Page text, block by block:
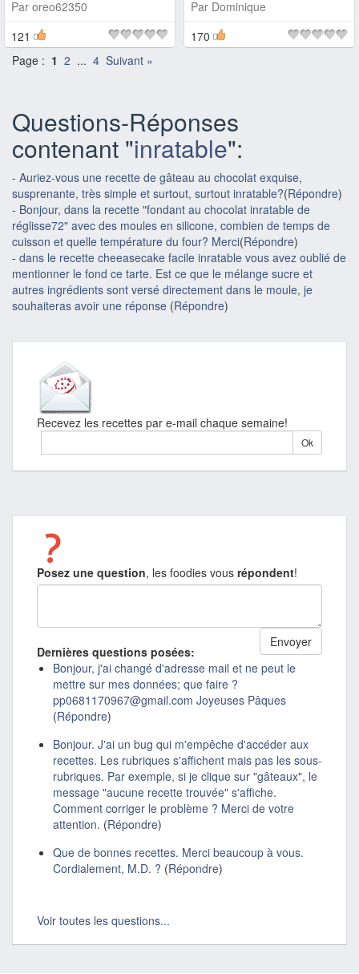
Par oreo62350
121
Par Dominique
170
Page : 1 2 ... 4 Suivant »
Questions-Réponses
contenant "inratable":
- Auriez-vous une recette de gâteau au chocolat exquise,
susprenante, très simple et surtout, surtout inratable?(Répondre)
- Bonjour, dans la recette "fondant au chocolat inratable de
réglisse72" avec des moules en silicone, combien de temps de
cuisson et quelle température du four? Merci(Répondre)
- dans le recette cheeasecake facile inratable vous avez oublié de
mentionner le fond ce tarte. Est ce que le mélange sucre et
autres ingrédients sont versé directement dans le moule, je
souhaiteras avoir une réponse (Répondre)
Recevez les recettes par e-mail chaque semaine!
Posez une question, les foodies vous répondent!
Dernières questions posées:
Bonjour, j'ai changé d'adresse mail et ne peut le
mettre sur mes données; que faire ?
pp0681170967@gmail.com Joyeuses Pâques
(Répondre)
Bonjour. J'ai un bug qui m'empêche d'accéder aux
recettes. Les rubriques s'affichent mais pas les sous-
rubriques. Par exemple, si je clique sur "gâteaux", le
message "aucune recette trouvée" s'affiche.
Comment corriger le problème ? Merci de votre
attention. (Répondre)
Que de bonnes recettes. Merci beaucoup à vous.
Cordialement, M.D. ? (Répondre)
Voir toutes les questions...